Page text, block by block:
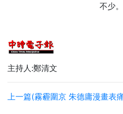
不少。
主持人:鄭清文
上一篇(霧霾圍京 朱德庸漫畫表